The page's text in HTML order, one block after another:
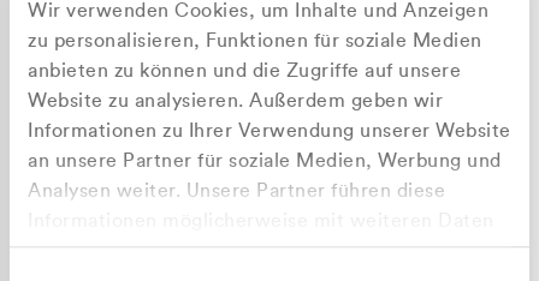
Wir verwenden Cookies, um Inhalte und Anzeigen
zu personalisieren, Funktionen für soziale Medien
anbieten zu können und die Zugriffe auf unsere
Website zu analysieren. Außerdem geben wir
Informationen zu Ihrer Verwendung unserer Website
an unsere Partner für soziale Medien, Werbung und
Analysen weiter. Unsere Partner führen diese
Apilash Balanesan